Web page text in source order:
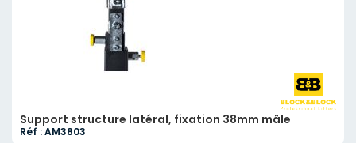
Support structure latéral, fixation 38mm mâle
Réf : AM3803